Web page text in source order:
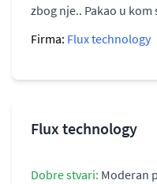
zbog nje.. Pakao u kom
Firma: Flux technology
Flux technology
Dobre stvari: Moderan